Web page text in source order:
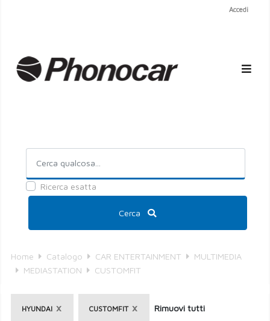
Accedi
Ricerca esatta
Cerca
Home Catalogo CAR ENTERTAINMENT
MULTIMEDIA
MEDIASTATION
CUSTOMFIT
HYUNDAI × CUSTOMFIT × Rimuovi tutti